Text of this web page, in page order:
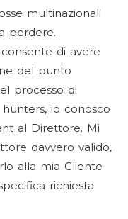
multinazionali
perdere.
di avere
del punto
processo di
io conosco
al Direttore. Mi
davvero valido,
alla mia Cliente
richiesta